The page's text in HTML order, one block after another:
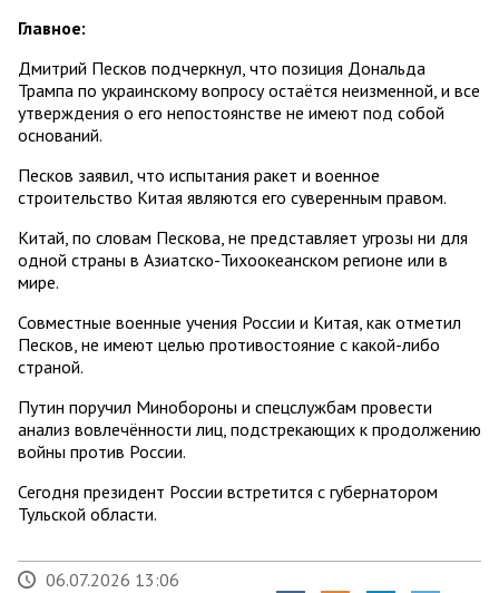
Главное:
Дмитрий Песков подчеркнул, что позиция Дональда
Трампа по украинскому вопросу остаётся неизменной, и все
утверждения о его непостоянстве не имеют под собой
оснований.
Песков заявил, что испытания ракет и военное
строительство Китая являются его суверенным правом.
Китай, по словам Пескова, не представляет угрозы ни для
одной страны в Азиатско-Тихоокеанском регионе или в
мире.
Совместные военные учения России и Китая, как отметил
Песков, не имеют целью противостояние с какой-либо
страной.
Путин поручил Минобороны и спецслужбам провести
анализ вовлечённости лиц, подстрекающих к продолжению
войны против России.
Сегодня президент России встретится с губернатором
Тульской области.
06.07.2026 13:06